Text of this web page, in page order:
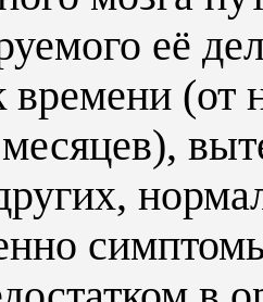
её
(от